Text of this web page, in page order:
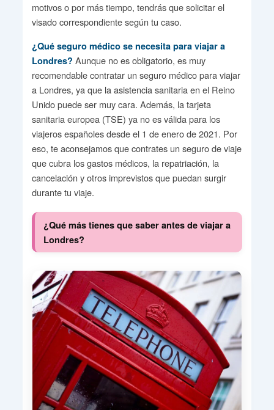
motivos o por más tiempo, tendrás que solicitar el
visado correspondiente según tu caso.
¿Qué seguro médico se necesita para viajar a
Londres? Aunque no es obligatorio, es muy
recomendable contratar un seguro médico para viajar
a Londres, ya que la asistencia sanitaria en el Reino
Unido puede ser muy cara. Además, la tarjeta
sanitaria europea (TSE) ya no es válida para los
viajeros españoles desde el 1 de enero de 2021. Por
eso, te aconsejamos que contrates un seguro de viaje
que cubra los gastos médicos, la repatriación, la
cancelación y otros imprevistos que puedan surgir
durante tu viaje.
¿Qué más tienes que saber antes de viajar a
Londres?